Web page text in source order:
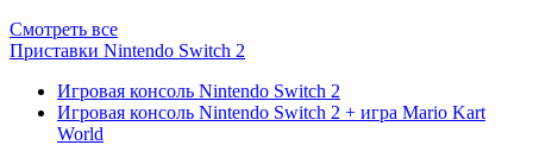
Смотреть все
Приставки Nintendo Switch 2
Игровая консоль Nintendo Switch 2
Игровая консоль Nintendo Switch 2 + игра Mario Kart
World